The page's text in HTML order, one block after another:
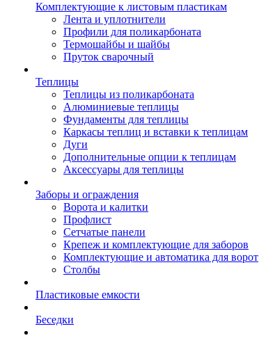
Комплектующие к листовым пластикам
Лента и уплотнители
Профили для поликарбоната
Термошайбы и шайбы
Пруток сварочный
Теплицы
Теплицы из поликарбоната
Алюминиевые теплицы
Фундаменты для теплицы
Каркасы теплиц и вставки к теплицам
Дуги
Дополнительные опции к теплицам
Аксессуары для теплицы
Заборы и ограждения
Ворота и калитки
Профлист
Сетчатые панели
Крепеж и комплектующие для заборов
Комплектующие и автоматика для ворот
Столбы
Пластиковые емкости
Беседки